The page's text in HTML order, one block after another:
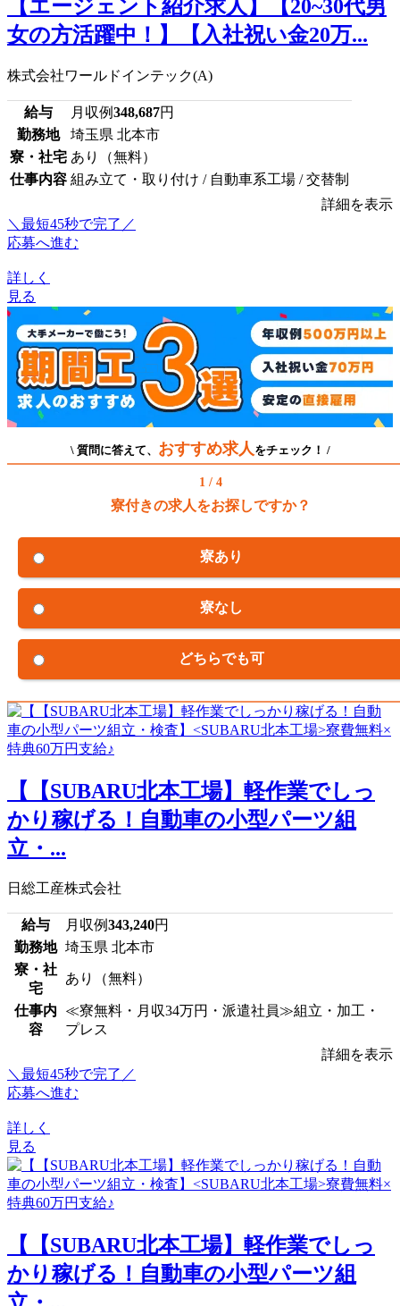
【エージェント紹介求人】【20~30代男
女の方活躍中！】【入社祝い金20万...
株式会社ワールドインテック(A)
給与 月収例348,687円
勤務地
埼玉県 北本市
寮・社宅 あり（無料）
仕事内容 組み立て・取り付け / 自動車系工場 / 交替制
詳細を表示
＼最短45秒で完了／
応募へ進む
詳しく
見る
\ 質問に答えて、 おすすめ求人 をチェック！ /
1 / 4
寮付きの求人をお探しですか？
寮あり
寮なし
どちらでも可
【【SUBARU北本工場】軽作業でしっ
かり稼げる！自動車の小型パーツ組
立・...
日総工産株式会社
給与 月収例343,240円
勤務地 埼玉県 北本市
寮・社
宅
あり（無料）
仕事内
容
≪寮無料・月収34万円・派遣社員≫組立・加工・
プレス
詳細を表示
＼最短45秒で完了／
応募へ進む
詳しく
見る
【【SUBARU北本工場】軽作業でしっ
かり稼げる！自動車の小型パーツ組